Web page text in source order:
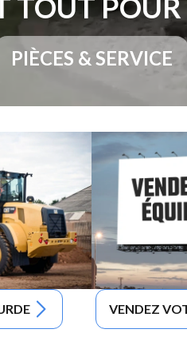
TOUT
PIÈCES & SERVICE
VENDEZ